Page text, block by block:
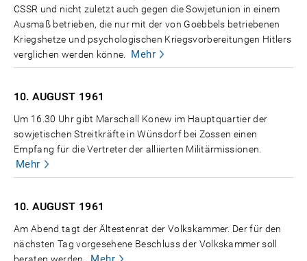
CSSR und nicht zuletzt auch gegen die Sowjetunion in einem
Ausmaß betrieben, die nur mit der von Goebbels betriebenen
Kriegshetze und psychologischen Kriegsvorbereitungen Hitlers
verglichen werden könne.
Mehr
10. AUGUST 1961
Um 16.30 Uhr gibt Marschall Konew im Hauptquartier der
sowjetischen Streitkräfte in Wünsdorf bei Zossen einen
Empfang für die Vertreter der alliierten Militärmissionen.
Mehr
10. AUGUST 1961
Am Abend tagt der Ältestenrat der Volkskammer. Der für den
nächsten Tag vorgesehene Beschluss der Volkskammer soll